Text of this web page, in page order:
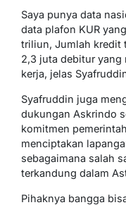
Saya punya data
data plafon KUR
triliun, Jumlah kredit
2,3 juta debitur yang
kerja, jelas
Syafruddin juga
dukungan Askrindo
komitmen
menciptakan
sebagaimana salah
terkandung dalam
Pihaknya bangga